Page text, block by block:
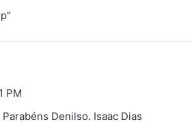
e
PM
Denilso. Isaac Dias